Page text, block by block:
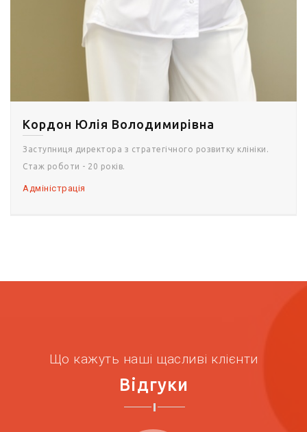
Кордон Юлія Володимирівна
Заступниця директора з стратегічного розвитку клініки.
Стаж роботи - 20 років.
Адміністрація
Що кажуть наші щасливі клієнти
Відгуки